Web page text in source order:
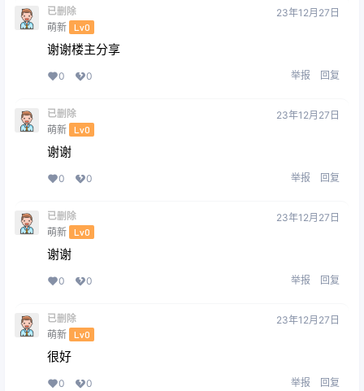
已删除
萌新 Lv0
23年12月27日
谢谢楼主分享
0 0 举报 回复
已删除
萌新 Lv0
23年12月27日
谢谢
0 0 举报 回复
已删除
萌新 Lv0
23年12月27日
谢谢
0 0 举报 回复
已删除
萌新 Lv0
23年12月27日
很好
0 0 举报 回复